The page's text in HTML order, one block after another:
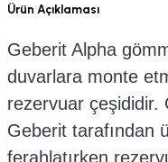
Ürün Açıklaması
Geberit Alpha
duvarlara monte
rezervuar çeşididir.
Geberit tarafından
ferahlatırken